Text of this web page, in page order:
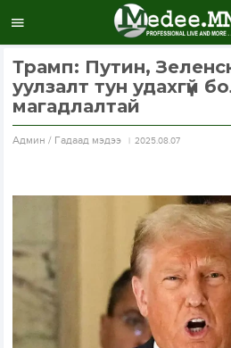
Трамп: Путин,
уулзалт тун удахгүй
магадлалтай
Aдмин / Гадаад мэдээ 2025.08.07